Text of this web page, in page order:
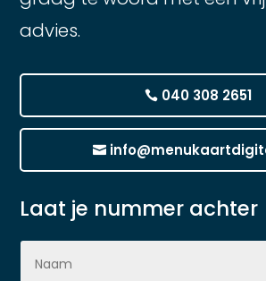
advies.
040 308 2651
Laat je nummer achter